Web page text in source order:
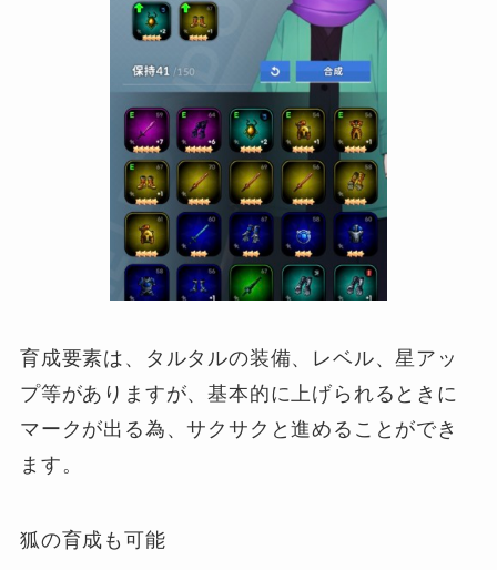
育成要素は、タルタルの装備、レベル、星アッ
プ等がありますが、基本的に上げられるときに
マークが出る為、サクサクと進めることができ
ます。
狐の育成も可能